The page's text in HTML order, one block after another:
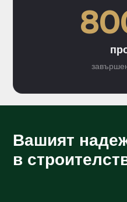
Вашият
в